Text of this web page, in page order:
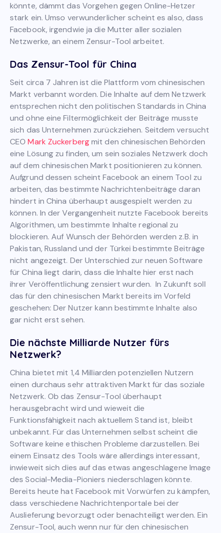
könnte, dämmt das Vorgehen gegen Online-Hetzer
stark ein. Umso verwunderlicher scheint es also, dass
Facebook, irgendwie ja die Mutter aller sozialen
Netzwerke, an einem Zensur-Tool arbeitet.
Das Zensur-Tool für China
Seit circa 7 Jahren ist die Plattform vom chinesischen
Markt verbannt worden. Die Inhalte auf dem Netzwerk
entsprechen nicht den politischen Standards in China
und ohne eine Filtermöglichkeit der Beiträge musste
sich das Unternehmen zurückziehen. Seitdem versucht
CEOMark Zuckerbergmit den chinesischen Behörden
eine Lösung zu finden, um sein soziales Netzwerk doch
auf dem chinesischen Markt positionieren zu können.
Aufgrund dessen scheint Facebook an einem Tool zu
arbeiten, das bestimmte Nachrichtenbeiträge daran
hindert in China überhaupt ausgespielt werden zu
können. In der Vergangenheit nutzte Facebook bereits
Algorithmen, um bestimmte Inhalte regional zu
blockieren. Auf Wunsch der Behörden werden z.B. in
Pakistan, Russland und der Türkei bestimmte Beiträge
nicht angezeigt. Der Unterschied zur neuen Software
für China liegt darin, dass die Inhalte hier erst nach
ihrer Veröffentlichung zensiert wurden. In Zukunft soll
das für den chinesischen Markt bereits im Vorfeld
geschehen: Der Nutzer kann bestimmte Inhalte also
gar nicht erst sehen.
Die nächste Milliarde Nutzer fürs
Netzwerk?
China bietet mit 1,4 Milliarden potenziellen Nutzern
einen durchaus sehr attraktiven Markt für das soziale
Netzwerk. Ob das Zensur-Tool überhaupt
herausgebracht wird und wieweit die
Funktionsfähigkeit nach aktuellem Stand ist, bleibt
unbekannt. Für das Unternehmen selbst scheint die
Software keine ethischen Probleme darzustellen. Bei
einem Einsatz des Tools wäre allerdings interessant,
inwieweit sich dies auf das etwas angeschlagene Image
des Social-Media-Pioniers niederschlagen könnte.
Bereits heute hat Facebook mit Vorwürfen zu kämpfen,
dass verschiedene Nachrichtenportale bei der
Auslieferung bevorzugt oder benachteiligt werden. Ein
Zensur-Tool, auch wenn nur für den chinesischen